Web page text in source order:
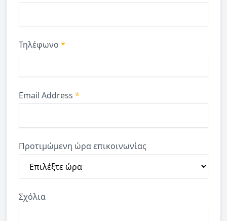
Τηλέφωνο *
Email Address *
Προτιμώμενη ώρα επικοινωνίας
Σχόλια